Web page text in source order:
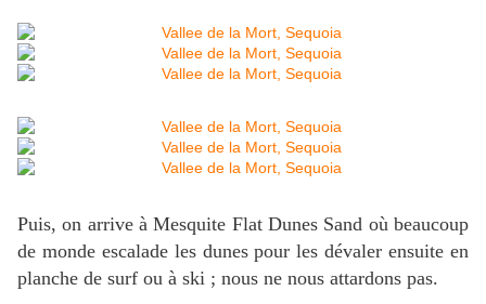
Puis, on arrive à Mesquite Flat Dunes Sand où beaucoup
de monde escalade les dunes pour les dévaler ensuite en
planche de surf ou à ski ; nous ne nous attardons pas.